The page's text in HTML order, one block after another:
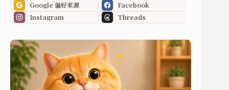
Google 偏好來源
Facebook
Instagram
Threads